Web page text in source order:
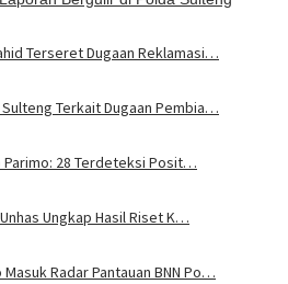
Terseret Dugaan Reklamasi…
Sulteng Terkait Dugaan Pembia…
Parimo: 28 Terdeteksi Posit…
Ungkap Hasil Riset K…
Masuk Radar Pantauan BNN Po…